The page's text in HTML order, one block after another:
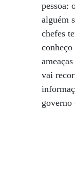
pessoa:
alguém
chefes
conheço
vai
governo